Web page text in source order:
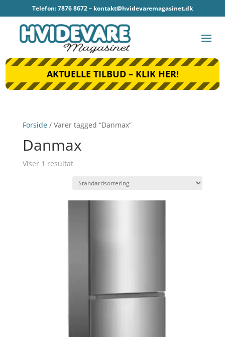
Telefon: 7876 8672 – kontakt@hvidevaremagasinet.dk
AKTUELLE TILBUD – KLIK HER!
Forside/ Varer tagged “Danmax”
Danmax
Viser 1 resultat